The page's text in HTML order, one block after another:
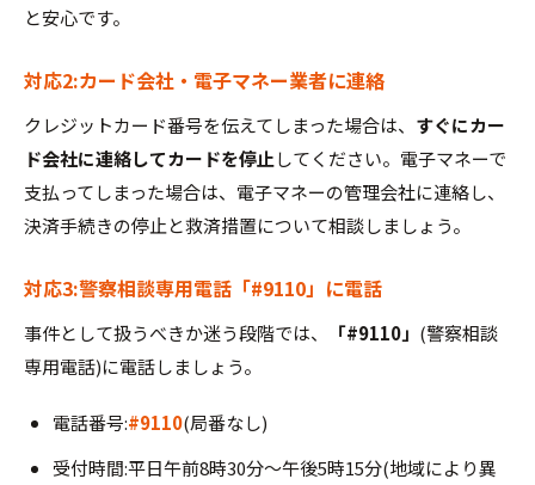
と安心です。
対応2:カード会社・電子マネー業者に連絡
クレジットカード番号を伝えてしまった場合は、 すぐにカー
ド会社に連絡してカードを停止してください。電子マネーで
支払ってしまった場合は、電子マネーの管理会社に連絡し、
決済手続きの停止と救済措置について相談しましょう。
対応3:警察相談専用電話「#9110」に電話
事件として扱うべきか迷う段階では、 「#9110」 (警察相談
専用電話)に電話しましょう。
電話番号:#9110(局番なし)
受付時間:平日午前8時30分〜午後5時15分(地域により異